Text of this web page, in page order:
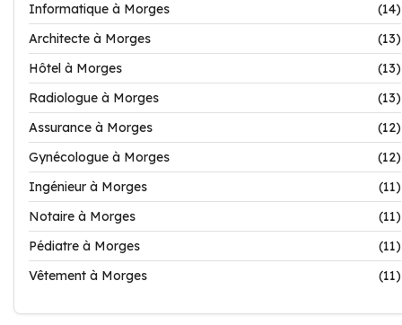
Informatique à Morges
(14)
Architecte à Morges
(13)
Hôtel à Morges
(13)
Radiologue à Morges
(13)
Assurance à Morges
(12)
Gynécologue à Morges
(12)
Ingénieur à Morges
(11)
Notaire à Morges
(11)
Pédiatre à Morges
(11)
Vêtement à Morges
(11)